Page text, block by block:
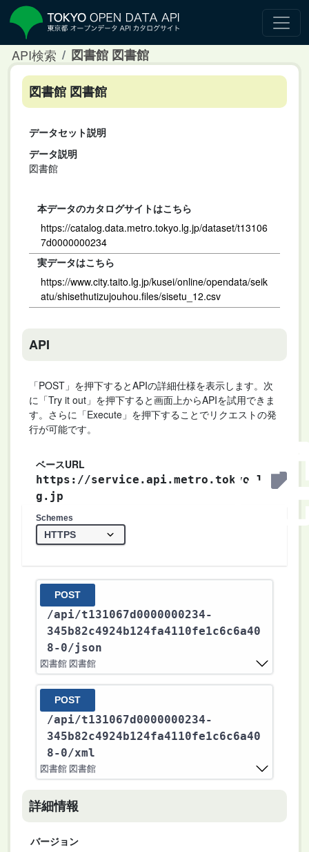
API検索 図書館 図書館
図書館 図書館
データセット説明
データ説明
図書館
本データのカタログサイトはこちら
https://catalog.data.metro.tokyo.lg.jp/dataset/t13106
7d0000000234
実データはこちら
https://www.city.taito.lg.jp/kusei/online/opendata/seik
atu/shisethutizujouhou.files/sisetu_12.csv
API
「POST」を押下するとAPIの詳細仕様を表示します。次
に「Try it out」を押下すると画面上からAPIを試用できま
す。さらに「Execute」を押下することでリクエストの発
行が可能です。
ベースURL
https://service.api.metro.tokyo.l
g.jp
Schemes
POST
/api/t131067d0000000234-
345b82c4924b124fa4110fe1c6c6a40
8-0/json
図書館 図書館
POST
/api/t131067d0000000234-
345b82c4924b124fa4110fe1c6c6a40
8-0/xml
図書館 図書館
詳細情報
バージョン